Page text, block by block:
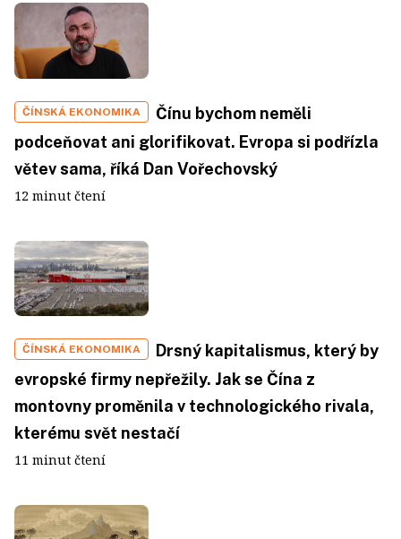
ČÍNSKÁ EKONOMIKA
Čínu bychom neměli
podceňovat ani glorifikovat. Evropa si podřízla
větev sama, říká Dan Vořechovský
12 minut čtení
ČÍNSKÁ EKONOMIKA
Drsný kapitalismus, který by
evropské firmy nepřežily. Jak se Čína z
montovny proměnila v technologického rivala,
kterému svět nestačí
11 minut čtení